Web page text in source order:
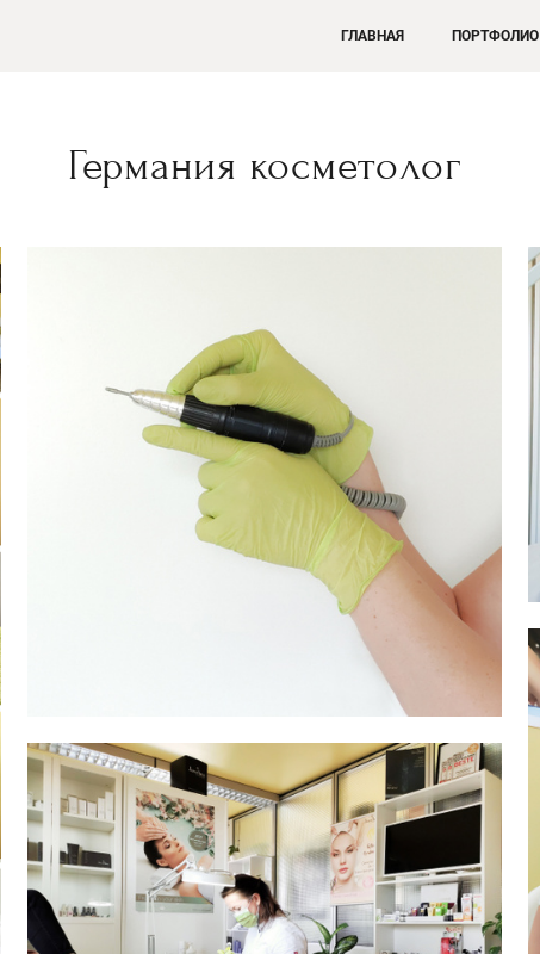
ГЛАВНАЯ ПОРТФОЛИО
Германия косметолог